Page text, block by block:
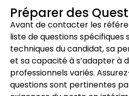
Préparer des
Avant de contacter les
liste de questions
techniques du candidat, sa
et sa capacité à s’adapter à
professionnels variés.
questions sont pertinentes